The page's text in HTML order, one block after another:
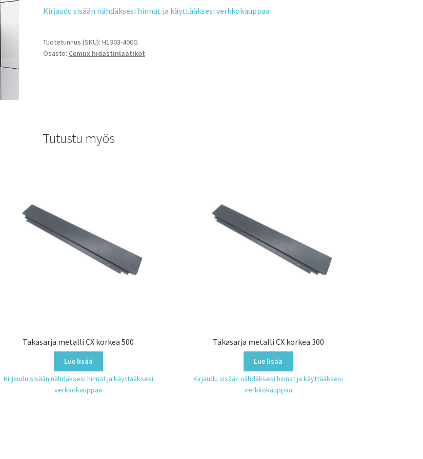
Kirjaudu sisään nähdäksesi hinnat ja käyttääksesi verkkokauppaa
Tuotetunnus (SKU): H1303-400G
Osasto: Cemux hidastinlaatikot
Tutustu myös
Takasarja metalli CX korkea 500
Lue lisää
Kirjaudu sisään nähdäksesi hinnat ja käyttääksesi
verkkokauppaa
Takasarja metalli CX korkea 300
Lue lisää
Kirjaudu sisään nähdäksesi hinnat ja käyttääksesi
verkkokauppaa